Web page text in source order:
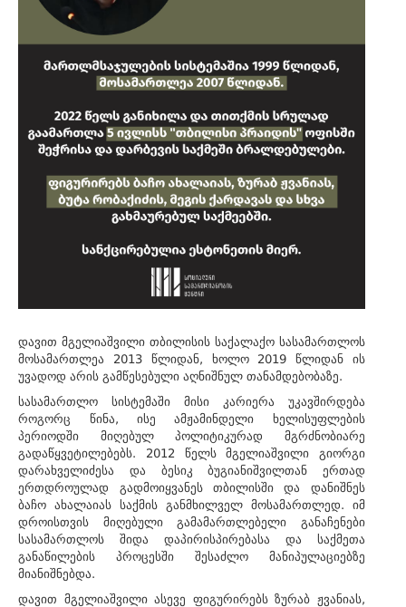
დავით მგელიაშვილი თბილისის საქალაქო სასამართლოს
მოსამართლეა 2013 წლიდან, ხოლო 2019 წლიდან ის
უვადოდ არის გამწესებული აღნიშნულ თანამდებობაზე.
სასამართლო სისტემაში მისი კარიერა უკავშირდება
როგორც წინა, ისე ამჟამინდელი ხელისუფლების
პერიოდში მიღებულ პოლიტიკურად მგრძნობიარე
გადაწყვეტილებებს. 2012 წელს მგელიაშვილი გიორგი
დარახველიძესა და ბესიკ ბუგიანიშვილთან ერთად
ერთდროულად გადმოიყვანეს თბილისში და დანიშნეს
ბაჩო ახალაიას საქმის განმხილველ მოსამართლედ. იმ
დროისთვის მიღებული გამამართლებელი განაჩენები
სასამართლოს შიდა დაპირისპირებასა და საქმეთა
განაწილების პროცესში შესაძლო მანიპულაციებზე
მიანიშნებდა.
დავით მგელიაშვილი ასევე ფიგურირებს ზურაბ ჟვანიას,